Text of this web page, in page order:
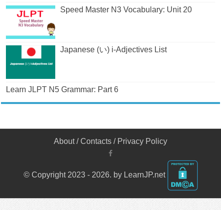
Speed Master N3 Vocabulary: Unit 20
Japanese (い) i-Adjectives List
Learn JLPT N5 Grammar: Part 6
About/Contacts / Privacy Policy
© Copyright 2023 - 2026. by LearnJP.net